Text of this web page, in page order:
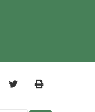
TwitterPrint